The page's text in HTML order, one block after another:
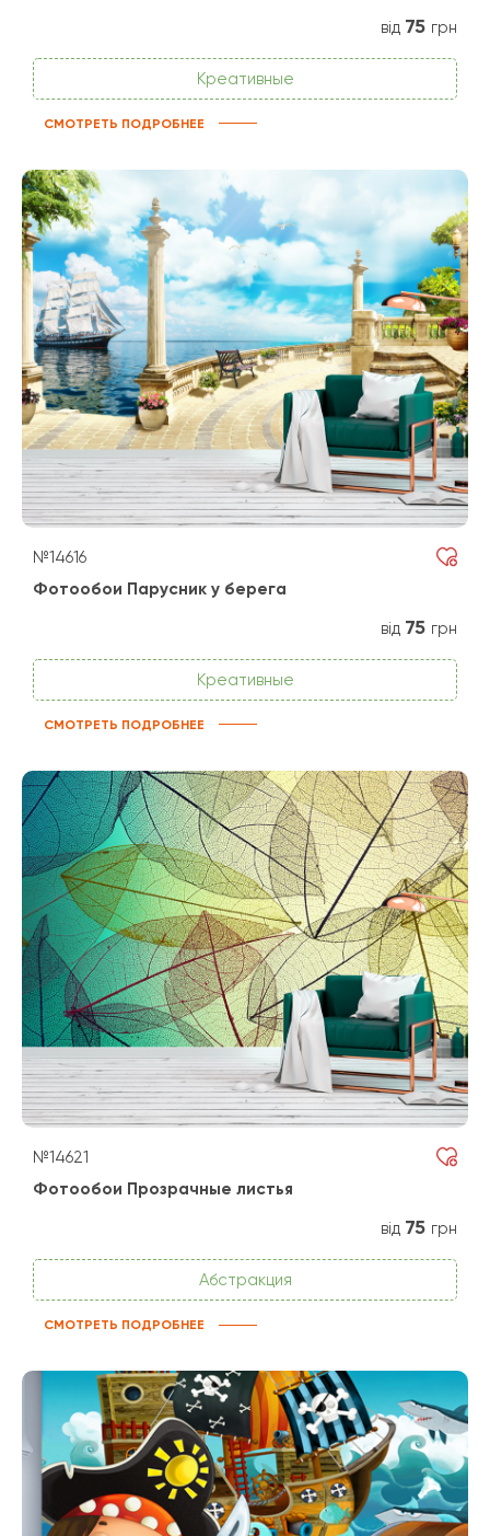
від 75 грн
Креативные
СМОТРЕТЬ ПОДРОБНЕЕ
№14616
Фотообои Парусник у берега
від 75 грн
Креативные
СМОТРЕТЬ ПОДРОБНЕЕ
№14621
Фотообои Прозрачные листья
від 75 грн
Абстракция
СМОТРЕТЬ ПОДРОБНЕЕ